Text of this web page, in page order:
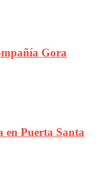
Gora
en Puerta Santa